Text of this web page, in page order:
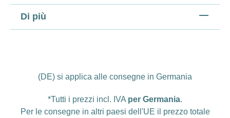
Di più
(DE) si applica alle consegne in Germania
*Tutti i prezzi incl. IVA per Germania.
Per le consegne in altri paesi dell'UE il prezzo totale